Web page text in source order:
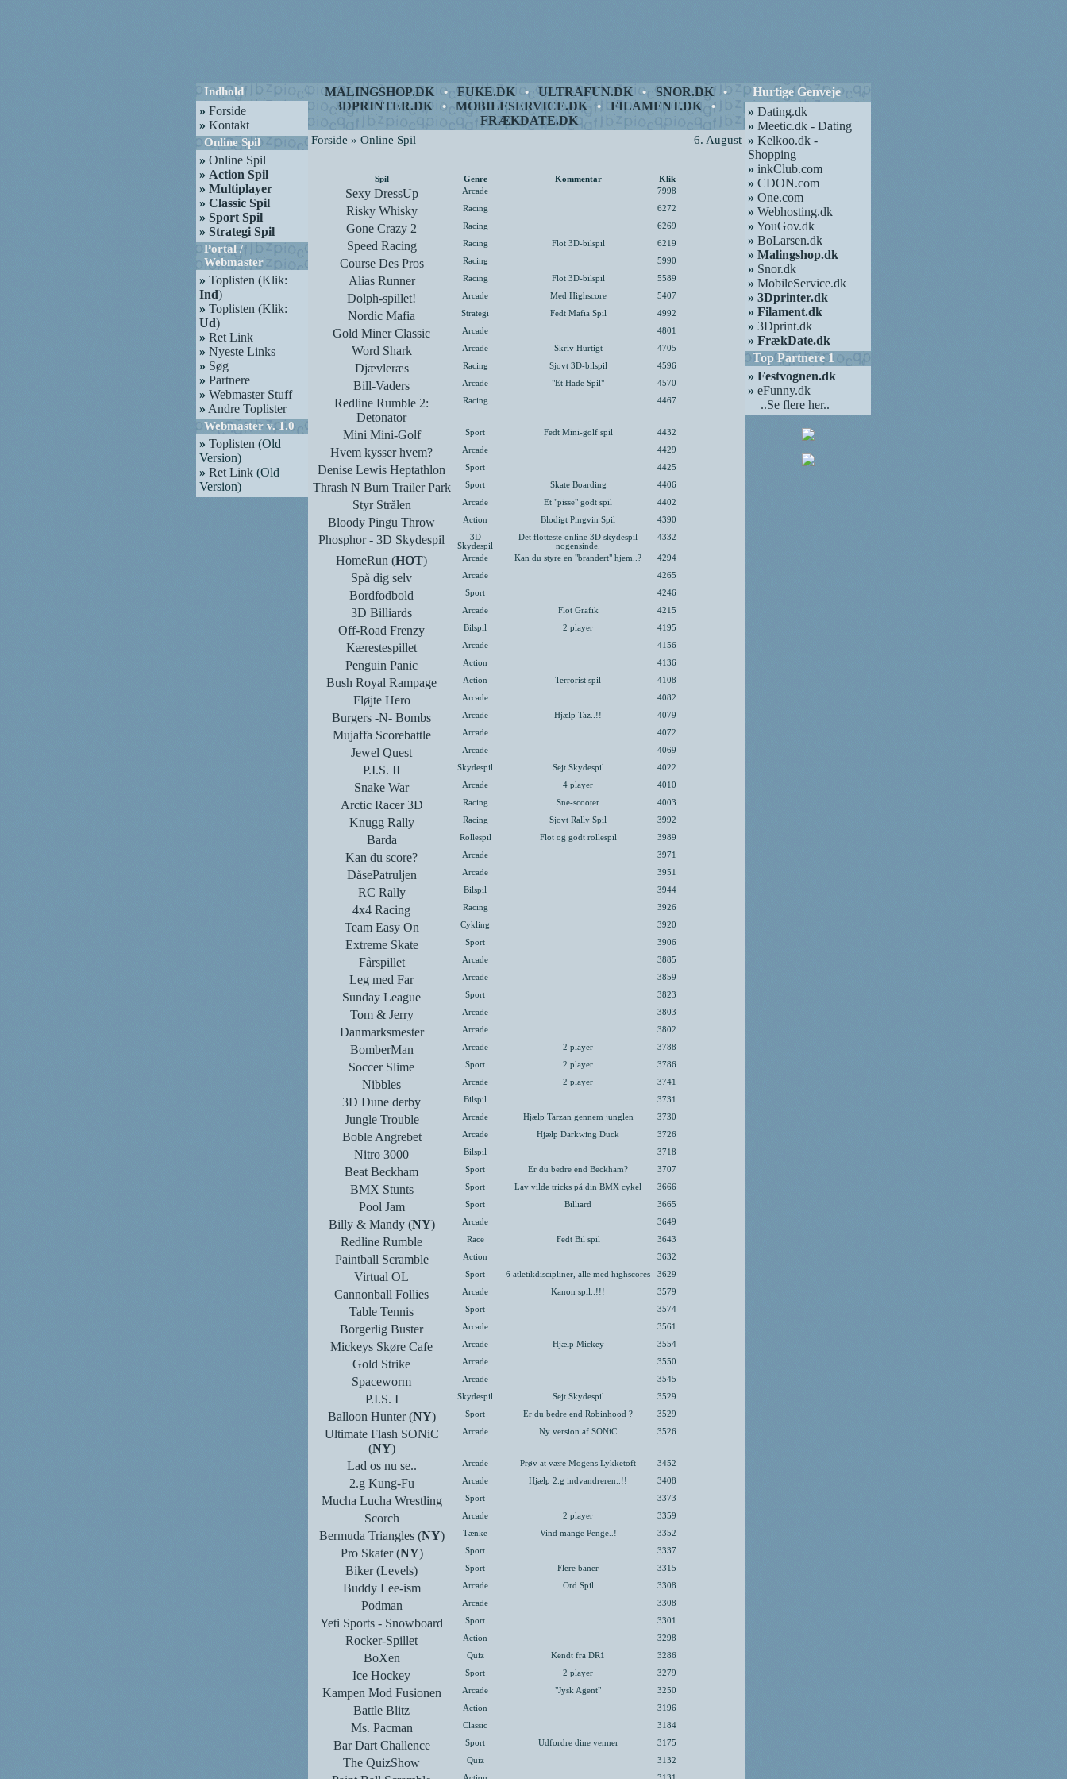
Indhold
» Forside
» Kontakt
Online Spil
» Online Spil
» Action Spil
» Multiplayer
» Classic Spil
» Sport Spil
» Strategi Spil
Portal /
Webmaster
» Toplisten (Klik:
Ind)
» Toplisten (Klik:
Ud)
» Ret Link
» Nyeste Links
» Søg
» Partnere
» Webmaster Stuff
» Andre Toplister
Webmaster v. 1.0
» Toplisten (Old
Version)
» Ret Link (Old
Version)
MALINGSHOP.DK•FUKE.DK•ULTRAFUN.DK•SNOR.DK•
3DPRINTER.DK• MOBILESERVICE.DK •FILAMENT.DK •
FRÆKDATE.DK
Forside » Online Spil 6. August
Spil Genre Kommentar Klik
Sexy DressUp Arcade 7998
Risky Whisky Racing 6272
Gone Crazy 2 Racing 6269
Speed Racing Racing Flot 3D-bilspil 6219
Course Des Pros Racing 5990
Alias Runner Racing Flot 3D-bilspil 5589
Dolph-spillet! Arcade Med Highscore 5407
Nordic Mafia Strategi Fedt Mafia Spil 4992
Gold Miner Classic Arcade 4801
Word Shark Arcade Skriv Hurtigt 4705
Djævleræs Racing Sjovt 3D-bilspil 4596
Bill-Vaders Arcade "Et Hade Spil" 4570
Redline Rumble 2:
Detonator
Racing 4467
Mini Mini-Golf Sport Fedt Mini-golf spil 4432
Hvem kysser hvem? Arcade 4429
Denise Lewis Heptathlon Sport 4425
Thrash N Burn Trailer Park Sport Skate Boarding 4406
Styr Strålen Arcade Et "pisse" godt spil 4402
Bloody Pingu Throw Action Blodigt Pingvin Spil 4390
Phosphor - 3D Skydespil
3D
Skydespil
Det flotteste online 3D skydespil
nogensinde.
4332
HomeRun (HOT) Arcade Kan du styre en "brandert" hjem..? 4294
Spå dig selv Arcade 4265
Bordfodbold Sport 4246
3D Billiards Arcade Flot Grafik 4215
Off-Road Frenzy Bilspil 2 player 4195
Kærestespillet Arcade 4156
Penguin Panic Action 4136
Bush Royal Rampage Action Terrorist spil 4108
Fløjte Hero Arcade 4082
Burgers -N- Bombs Arcade Hjælp Taz..!! 4079
Mujaffa Scorebattle Arcade 4072
Jewel Quest Arcade 4069
P.I.S. II Skydespil Sejt Skydespil 4022
Snake War Arcade 4 player 4010
Arctic Racer 3D Racing Sne-scooter 4003
Knugg Rally Racing Sjovt Rally Spil 3992
Barda Rollespil Flot og godt rollespil 3989
Kan du score? Arcade 3971
DåsePatruljen Arcade 3951
RC Rally Bilspil 3944
4x4 Racing Racing 3926
Team Easy On Cykling 3920
Extreme Skate Sport 3906
Fårspillet Arcade 3885
Leg med Far Arcade 3859
Sunday League Sport 3823
Tom & Jerry Arcade 3803
Danmarksmester Arcade 3802
BomberMan Arcade 2 player 3788
Soccer Slime Sport 2 player 3786
Nibbles Arcade 2 player 3741
3D Dune derby Bilspil 3731
Jungle Trouble Arcade Hjælp Tarzan gennem junglen 3730
Boble Angrebet Arcade Hjælp Darkwing Duck 3726
Nitro 3000 Bilspil 3718
Beat Beckham Sport Er du bedre end Beckham? 3707
BMX Stunts Sport Lav vilde tricks på din BMX cykel 3666
Pool Jam Sport Billiard 3665
Billy & Mandy (NY) Arcade 3649
Redline Rumble Race Fedt Bil spil 3643
Paintball Scramble Action 3632
Virtual OL Sport 6 atletikdiscipliner, alle med highscores 3629
Cannonball Follies Arcade Kanon spil..!!! 3579
Table Tennis Sport 3574
Borgerlig Buster Arcade 3561
Mickeys Skøre Cafe Arcade Hjælp Mickey 3554
Gold Strike Arcade 3550
Spaceworm Arcade 3545
P.I.S. I Skydespil Sejt Skydespil 3529
Balloon Hunter (NY) Sport Er du bedre end Robinhood ? 3529
Ultimate Flash SONiC
(NY)
Arcade Ny version af SONiC 3526
Lad os nu se.. Arcade Prøv at være Mogens Lykketoft 3452
2.g Kung-Fu Arcade Hjælp 2.g indvandreren..!! 3408
Mucha Lucha Wrestling Sport 3373
Scorch Arcade 2 player 3359
Bermuda Triangles (NY) Tænke Vind mange Penge..! 3352
Pro Skater (NY) Sport 3337
Biker (Levels) Sport Flere baner 3315
Buddy Lee-ism Arcade Ord Spil 3308
Podman Arcade 3308
Yeti Sports - Snowboard Sport 3301
Rocker-Spillet Action 3298
BoXen Quiz Kendt fra DR1 3286
Ice Hockey Sport 2 player 3279
Kampen Mod Fusionen Arcade "Jysk Agent" 3250
Battle Blitz Action 3196
Ms. Pacman Classic 3184
Bar Dart Challence Sport Udfordre dine venner 3175
The QuizShow Quiz 3132
Hurtige Genveje
» Dating.dk
» Meetic.dk - Dating
» Kelkoo.dk -
Shopping
» inkClub.com
» CDON.com
» One.com
» Webhosting.dk
» YouGov.dk
» BoLarsen.dk
» Malingshop.dk
» Snor.dk
» MobileService.dk
» 3Dprinter.dk
» Filament.dk
» 3Dprint.dk
» FrækDate.dk
Top Partnere 1
» Festvognen.dk
» eFunny.dk
..Se flere her..